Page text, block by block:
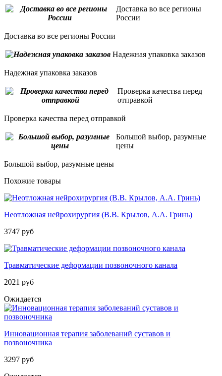
Доставка во все регионы
России
Доставка во все регионы России
Надежная упаковка заказов
Надежная упаковка заказов
Проверка качества перед
отправкой
Проверка качества перед отправкой
Большой выбор, разумные
цены
Большой выбор, разумные цены
Похожие товары
Неотложная нейрохирургия (В.В. Крылов, А.А. Гринь)
3747 руб
Травматические деформации позвоночного канала
2021 руб
Ожидается
Инновационная терапия заболеваний суставов и
позвоночника
3297 руб